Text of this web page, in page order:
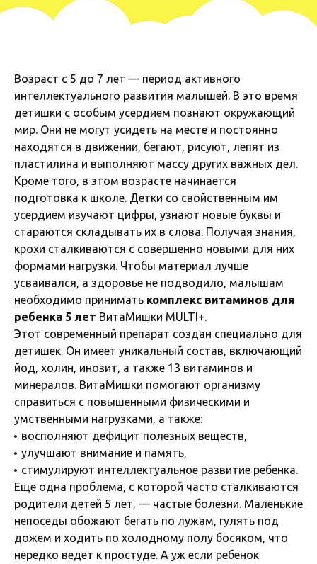
Возраст с 5 до 7 лет — период активного
интеллектуального развития малышей. В это время
детишки с особым усердием познают окружающий
мир. Они не могут усидеть на месте и постоянно
находятся в движении, бегают, рисуют, лепят из
пластилина и выполняют массу других важных дел.
Кроме того, в этом возрасте начинается
подготовка к школе. Детки со свойственным им
усердием изучают цифры, узнают новые буквы и
стараются складывать их в слова. Получая знания,
крохи сталкиваются с совершенно новыми для них
формами нагрузки. Чтобы материал лучше
усваивался, а здоровье не подводило, малышам
необходимо принимать комплекс витаминов для
ребенка 5 лет ВитаМишки MULTI+.
Этот современный препарат создан специально для
детишек. Он имеет уникальный состав, включающий
йод, холин, инозит, а также 13 витаминов и
минералов. ВитаМишки помогают организму
справиться с повышенными физическими и
умственными нагрузками, а также:
восполняют дефицит полезных веществ,
улучшают внимание и память,
стимулируют интеллектуальное развитие ребенка.
Еще одна проблема, с которой часто сталкиваются
родители детей 5 лет, — частые болезни. Маленькие
непоседы обожают бегать по лужам, гулять под
дожем и ходить по холодному полу босяком, что
нередко ведет к простуде. А уж если ребенок